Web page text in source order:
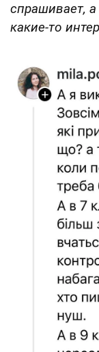
спрашивает,
какие-то